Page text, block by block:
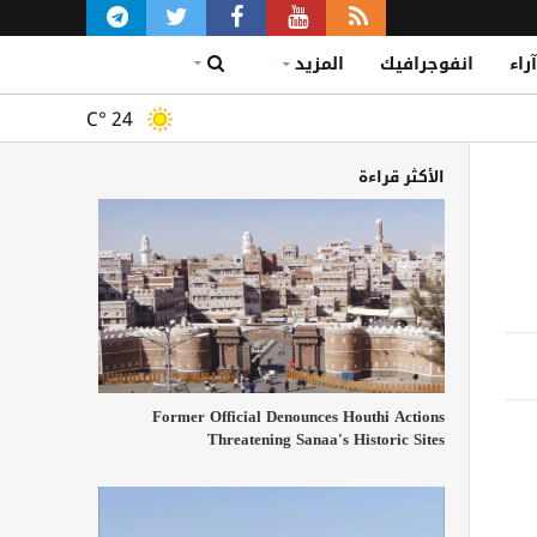
آراء انفوجرافيك المزيد
C° 24
الأكثر قراءة
Former Official Denounces Houthi Actions
Threatening Sanaa's Historic Sites